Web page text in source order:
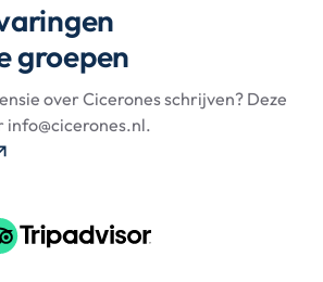
groepen
over Cicerones schrijven? Deze
info@cicerones.nl.